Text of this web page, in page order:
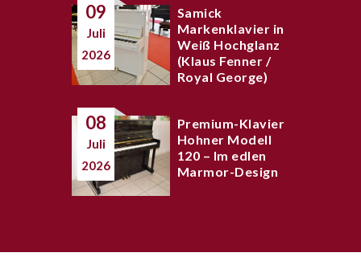
09
Juli
2026
Samick
Markenklavier in
Weiß Hochglanz
(Klaus Fenner /
Royal George)
08
Juli
2026
Premium-Klavier
Hohner Modell
120 – Im edlen
Marmor-Design